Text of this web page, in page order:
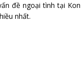
đề ngoại tình tại Kon
nhất.